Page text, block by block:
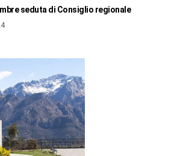
seduta di Consiglio regionale